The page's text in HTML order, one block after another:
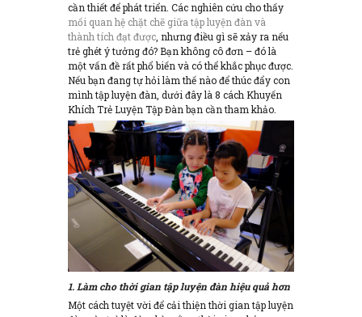
cần thiết để phát triển. Các nghiên cứu cho thấy
mối quan hệ chặt chẽ giữa tập luyện đàn và
thành tích đạt được , nhưng điều gì sẽ xảy ra nếu
trẻ ghét ý tưởng đó? Bạn không cô đơn – đó là
một vấn đề rất phổ biến và có thể khắc phục được.
Nếu bạn đang tự hỏi làm thế nào để thúc đẩy con
mình tập luyện đàn, dưới đây là 8 cách Khuyến
Khích Trẻ Luyện Tập Đàn bạn cần tham khảo.
1. Làm cho thời gian tập luyện đàn hiệu quả hơn
Một cách tuyệt vời để cải thiện thời gian tập luyện